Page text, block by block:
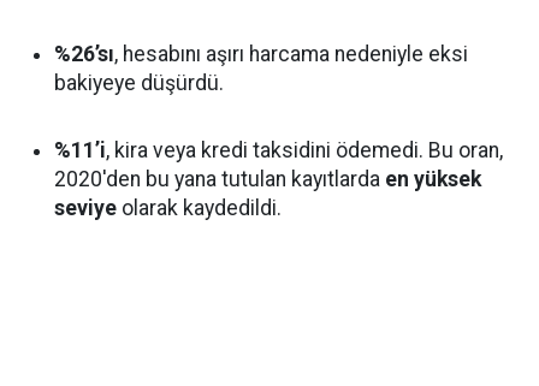
%26’sı, hesabını aşırı harcama nedeniyle eksi
bakiyeye düşürdü.
%11’i, kira veya kredi taksidini ödemedi. Bu oran,
2020'den bu yana tutulan kayıtlarda en yüksek
seviye olarak kaydedildi.